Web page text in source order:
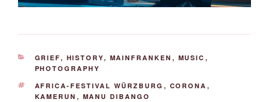
KATEGORIEN
GRIEF, HISTORY, MAINFRANKEN , MUSIC ,
PHOTOGRAPHY
SCHLAGWÖRTER
AFRICA-FESTIVAL WÜRZBURG , CORONA ,
KAMERUN , MANU DIBANGO